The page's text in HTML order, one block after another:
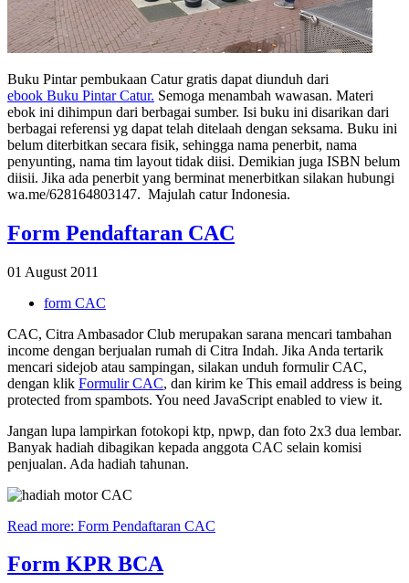
Buku Pintar pembukaan Catur gratis dapat diunduh dari
ebook Buku Pintar Catur. Semoga menambah wawasan. Materi
ebok ini dihimpun dari berbagai sumber. Isi buku ini disarikan dari
berbagai referensi yg dapat telah ditelaah dengan seksama. Buku ini
belum diterbitkan secara fisik, sehingga nama penerbit, nama
penyunting, nama tim layout tidak diisi. Demikian juga ISBN belum
diisii. Jika ada penerbit yang berminat menerbitkan silakan hubungi
wa.me/628164803147. Majulah catur Indonesia.
Form Pendaftaran CAC
01 August 2011
form CAC
CAC, Citra Ambasador Club merupakan sarana mencari tambahan
income dengan berjualan rumah di Citra Indah. Jika Anda tertarik
mencari sidejob atau sampingan, silakan unduh formulir CAC,
dengan klik Formulir CAC, dan kirim ke This email address is being
protected from spambots. You need JavaScript enabled to view it.
Jangan lupa lampirkan fotokopi ktp, npwp, dan foto 2x3 dua lembar.
Banyak hadiah dibagikan kepada anggota CAC selain komisi
penjualan. Ada hadiah tahunan.
Read more: Form Pendaftaran CAC
Form KPR BCA